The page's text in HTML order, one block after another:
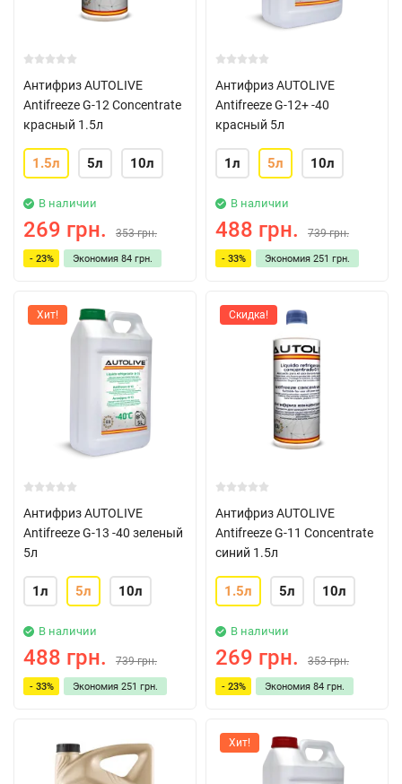
Антифриз AUTOLIVE
Antifreeze G-12 Concentrate
красный 1.5л
1.5л 5л 10л
В наличии
269 грн. 353 грн.
- 23% Экономия 84 грн.
Антифриз AUTOLIVE
Antifreeze G-12+ -40
красный 5л
1л 5л 10л
В наличии
488 грн. 739 грн.
- 33% Экономия 251 грн.
Хит!
Антифриз AUTOLIVE
Antifreeze G-13 -40 зеленый
5л
1л 5л 10л
В наличии
488 грн. 739 грн.
- 33% Экономия 251 грн.
Скидка!
Антифриз AUTOLIVE
Antifreeze G-11 Concentrate
синий 1.5л
1.5л 5л 10л
В наличии
269 грн. 353 грн.
- 23% Экономия 84 грн.
Хит!